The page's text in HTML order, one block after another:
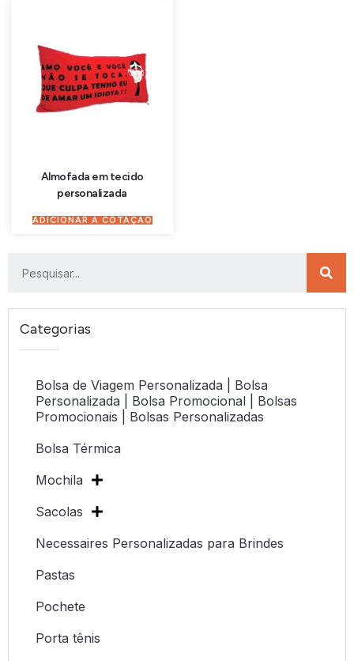
Categorias
Bolsa de Viagem Personalizada | Bolsa
Personalizada | Bolsa Promocional | Bolsas
Promocionais | Bolsas Personalizadas
Bolsa Térmica
Mochila
Sacolas
Necessaires Personalizadas para Brindes
Pastas
Pochete
Porta tênis
Almofada em tecido
personalizada
ADICIONAR À COTAÇÃO